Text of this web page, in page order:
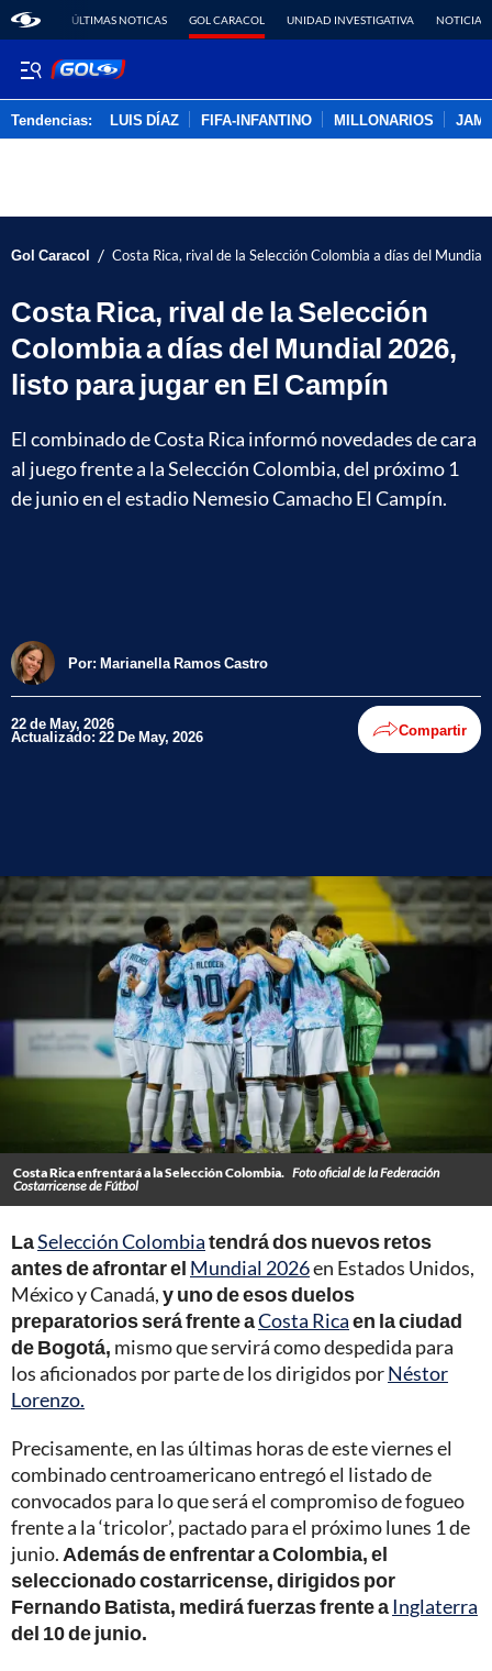
ÚLTIMAS NOTICAS GOL CARACOL UNIDAD INVESTIGATIVA NOTICIAS
Tendencias: LUIS DÍAZ FIFA-INFANTINO MILLONARIOS
Gol Caracol / Costa Rica, rival de la Selección Colombia a días del
Costa Rica, rival de la Selección
Colombia a días del Mundial 2026,
listo para jugar en El Campín
El combinado de Costa Rica informó novedades de cara
al juego frente a la Selección Colombia, del próximo 1
de junio en el estadio Nemesio Camacho El Campín.
Por: Marianella Ramos Castro
22 de May, 2026
Actualizado: 22 De May, 2026 Compartir
Costa Rica enfrentará a la Selección Colombia. Foto oficial de la Federación
Costarricense de Fútbol
LaSelección Colombiatendrá dos nuevos retos
antes de afrontar el Mundial 2026en Estados Unidos,
México y Canadá,y uno de esos duelos
preparatorios será frente aCosta Ricaen la ciudad
de Bogotá, mismo que servirá como despedida para
los aficionados por parte de los dirigidos porNéstor
Lorenzo.
Precisamente, en las últimas horas de este viernes el
combinado centroamericano entregó el listado de
convocados para lo que será el compromiso de fogueo
frente a la ‘tricolor’, pactado para el próximo lunes 1 de
junio. Además de enfrentar a Colombia, el
seleccionado costarricense, dirigidos por
Fernando Batista, medirá fuerzas frente aInglaterra
del 10 de junio.